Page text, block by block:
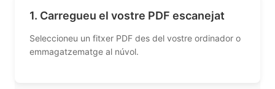
1. Carregueu el vostre PDF escanejat
Seleccioneu un fitxer PDF des del vostre ordinador o
emmagatzematge al núvol.